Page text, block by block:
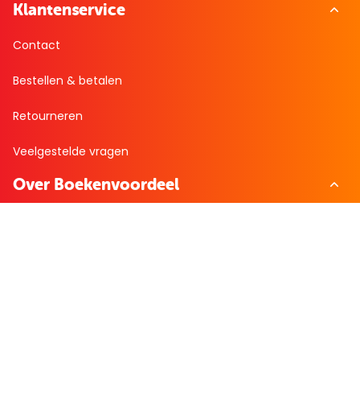
Klantenservice
Contact
Bestellen & betalen
Retourneren
Veelgestelde vragen
Over Boekenvoordeel